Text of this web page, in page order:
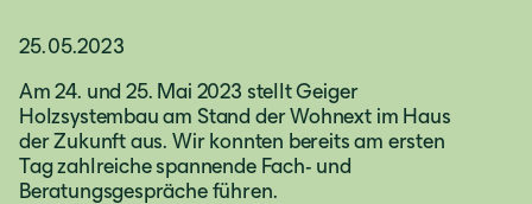
25.05.2023
Am 24. und 25. Mai 2023 stellt Geiger
Holzsystembau am Stand der Wohnext im Haus
der Zukunft aus. Wir konnten bereits am ersten
Tag zahlreiche spannende Fach- und
Beratungsgespräche führen.